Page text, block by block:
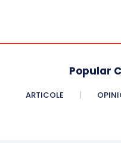
Popular
ARTICOLE